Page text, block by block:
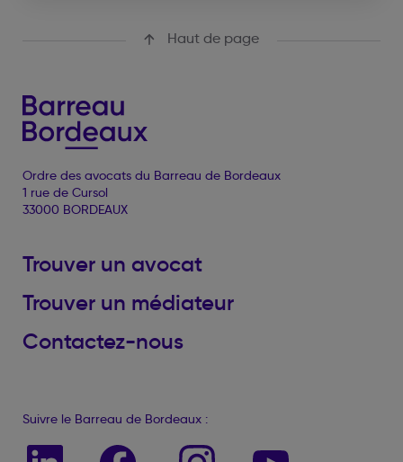
Haut de page
Ordre des avocats du Barreau de Bordeaux
1 rue de Cursol
33000 BORDEAUX
Trouver un avocat
Trouver un médiateur
Contactez-nous
Suivre le Barreau de Bordeaux :